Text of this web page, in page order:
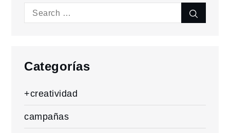
Search
Categorías
+creatividad
campañas